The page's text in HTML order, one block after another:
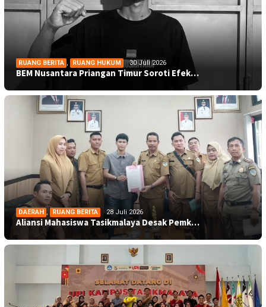
RUANG BERITA , RUANG HUKUM 30 Juli 2026
BEM Nusantara Priangan Timur Soroti Efek…
DAERAH , RUANG BERITA 28 Juli 2026
Aliansi Mahasiswa Tasikmalaya Desak Pemk…